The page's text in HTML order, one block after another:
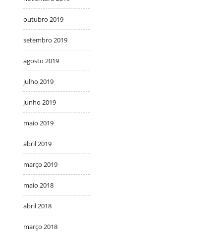
outubro 2019
setembro 2019
agosto 2019
julho 2019
junho 2019
maio 2019
abril 2019
março 2019
maio 2018
abril 2018
março 2018